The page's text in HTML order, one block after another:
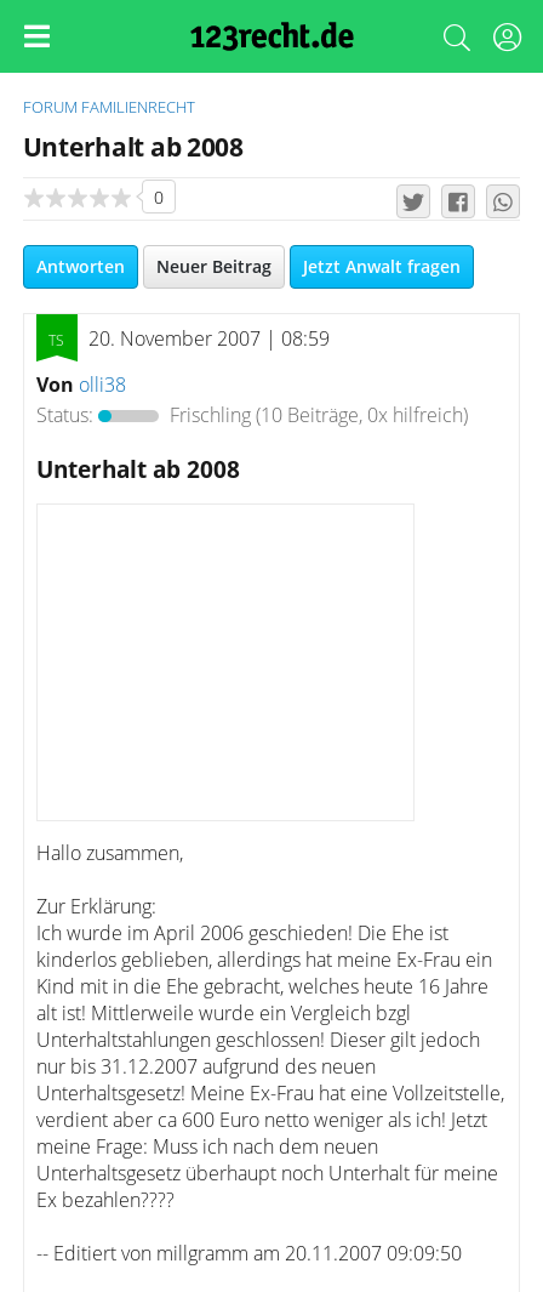
FORUM FAMILIENRECHT
Unterhalt ab 2008
0
Antworten Neuer Beitrag Jetzt Anwalt fragen
20. November 2007 | 08:59
Von olli38
Status:
Frischling(10 Beiträge, 0x hilfreich)
Unterhalt ab 2008
Hallo zusammen,
Zur Erklärung:
Ich wurde im April 2006 geschieden! Die Ehe ist
kinderlos geblieben, allerdings hat meine Ex-Frau ein
Kind mit in die Ehe gebracht, welches heute 16 Jahre
alt ist! Mittlerweile wurde ein Vergleich bzgl
Unterhaltstahlungen geschlossen! Dieser gilt jedoch
nur bis 31.12.2007 aufgrund des neuen
Unterhaltsgesetz! Meine Ex-Frau hat eine Vollzeitstelle,
verdient aber ca 600 Euro netto weniger als ich! Jetzt
meine Frage: Muss ich nach dem neuen
Unterhaltsgesetz überhaupt noch Unterhalt für meine
Ex bezahlen????
-- Editiert von millgramm am 20.11.2007 09:09:50